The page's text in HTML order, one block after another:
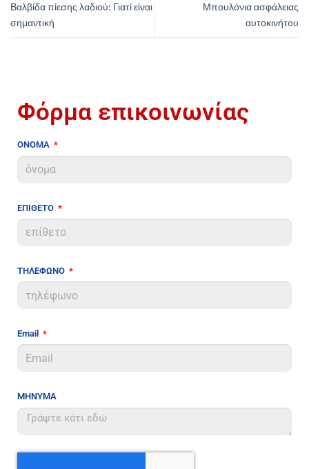
Βαλβίδα πίεσης λαδιού: Γιατί είναι
σημαντική
Μπουλόνια ασφάλειας
αυτοκινήτου
Φόρμα επικοινωνίας
ΟΝΟΜΑ
ΕΠΙΘΕΤΟ
ΤΗΛΕΦΩΝΟ
Email
ΜΗΝΥΜΑ